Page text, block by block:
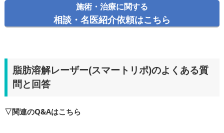
施術・治療に関する
相談・名医紹介依頼はこちら
脂肪溶解レーザー(スマートリポ)のよくある質
問と回答
▽関連のQ&Aはこちら